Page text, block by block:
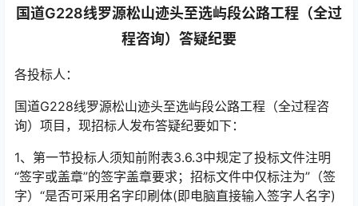
国道G228线罗源松山迹头至选屿段公路工程（全过
程咨询）答疑纪要
各投标人：
国道G228线罗源松山迹头至选屿段公路工程（全过程咨
询）项目，现招标人发布答疑纪要如下：
1、第一节投标人须知前附表3.6.3中规定了投标文件注明
“签字或盖章”的签字盖章要求；招标文件中仅标注为”（签
字）“是否可采用名字印刷体(即电脑直接输入签字人名字)